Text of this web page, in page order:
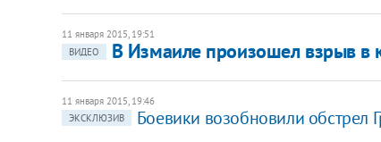
11 января 2015, 19:51
ВИДЕО
В Измаиле произошел взрыв в
11 января 2015, 19:46
ЭКСКЛЮЗИВ
Боевики возобновили обстрел